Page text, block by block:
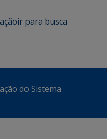
ir para busca
do Sistema